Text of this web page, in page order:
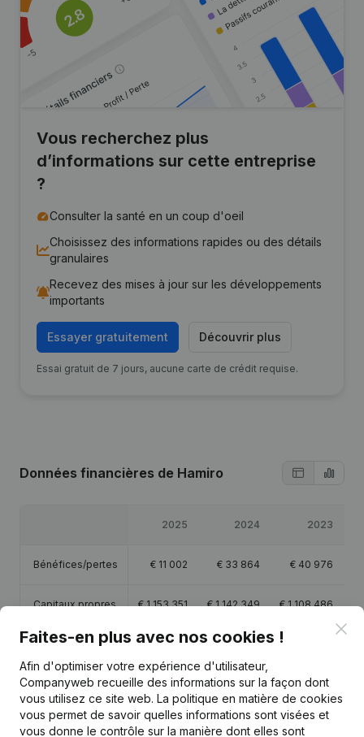
Vous recherchez plus
d’informations sur cette entreprise
?
Consulter la santé en un coup d'oeil
Choisissez des informations rapides ou des détails
granulaires
Recevez des mises à jour sur les développements
importants
Essayer gratuitement Découvrir plus
Essai gratuit de 7 jours, aucune carte de crédit requise.
Données financières de Hamiro
2025 2024 2023
Bénéfices/pertes € 11 002 € 33 864 € 40 976
Capitaux propres €1 153 351 €1 142 349 €1 108 486 €
Marge brute € 96 034 €110 565
Faites-en plus avec nos cookies !
Afin d'optimiser votre expérience d'utilisateur,
Companyweb recueille des informations sur la façon dont
vous utilisez ce site web. La politique en matière de cookies
vous permet de savoir quelles informations sont visées et
vous donne le contrôle sur la manière dont elles sont